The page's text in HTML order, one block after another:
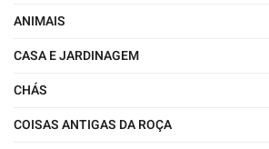
ANIMAIS
CASA E JARDINAGEM
CHÁS
COISAS ANTIGAS DA ROÇA